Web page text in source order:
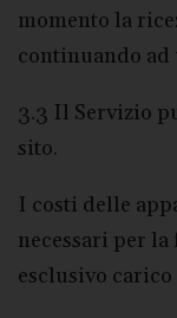
momento la
continuando
3.3 Il Servizio
sito.
I costi delle
necessari per
esclusivo carico